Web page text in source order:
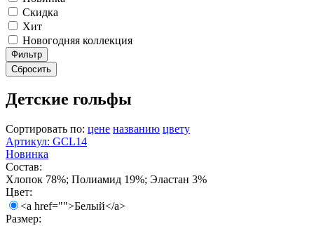
Скидка
Хит
Новогодняя коллекция
Фильтр
Сбросить
Детские гольфы
Сортировать по: цене названию цвету
Артикул: GCL14
Новинка
Состав:
Хлопок 78%; Полиамид 19%; Эластан 3%
Цвет:
<a href="">Белый</a>
Размер: